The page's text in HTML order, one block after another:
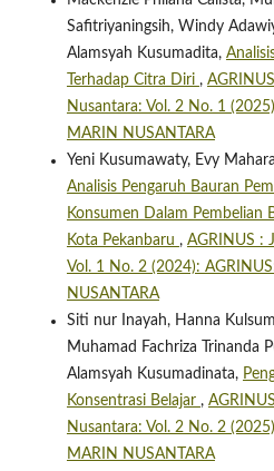
Safitriyaningsih, Windy
Alamsyah Kusumadita,
Terhadap Citra Diri ,
Nusantara: Vol. 2 No. 1
MARIN NUSANTARA
Yeni Kusumawaty, Evy
Analisis Pengaruh Bauran
Konsumen Dalam Pembelian
Kota Pekanbaru , AGRINUS :
Vol. 1 No. 2 (2024):
NUSANTARA
Siti nur Inayah, Hanna
Muhamad Fachriza Trinanda
Alamsyah Kusumadinata,
Konsentrasi Belajar ,
Nusantara: Vol. 2 No. 2
MARIN NUSANTARA